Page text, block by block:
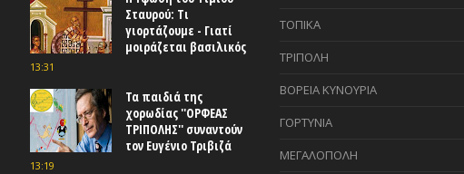
Σταυρού: Τι
γιορτάζουμε - Γιατί
μοιράζεται βασιλικός
13:31
Τα παιδιά της
χορωδίας ''ΟΡΦΕΑΣ
ΤΡΙΠΟΛΗΣ'' συναντούν
τον Ευγένιο Τριβιζά
13:19
ΤΟΠΙΚΑ
ΤΡΙΠΟΛΗ
ΒΟΡΕΙΑ ΚΥΝΟΥΡΙΑ
ΓΟΡΤΥΝΙΑ
ΜΕΓΑΛΟΠΟΛΗ